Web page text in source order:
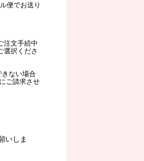
便でお送り
注文手続中
選択くださ
ない場合
ご請求させ
いしま